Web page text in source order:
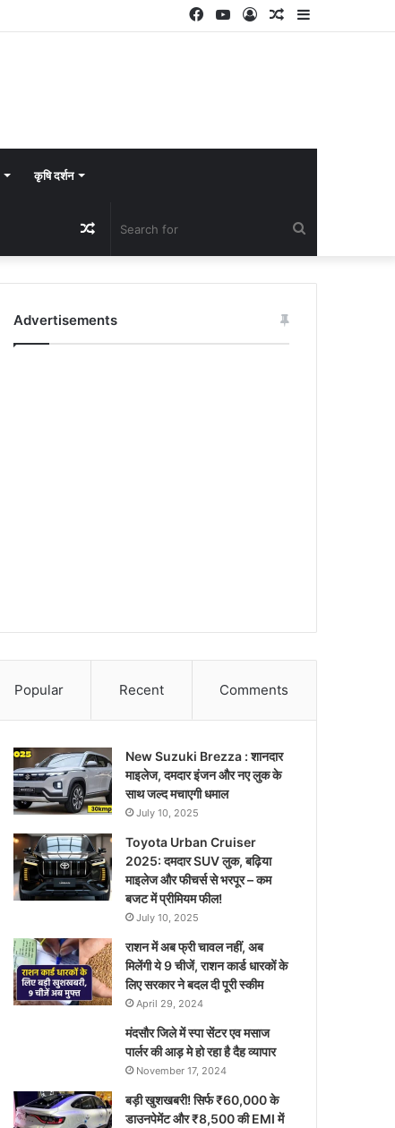
Sidebar
Random
Log
YouTube
Facebook
कृषि दर्शन
for
Random
Article
Advertisements
Popular Recent Comments
New Suzuki Brezza : शानदार
माइलेज, दमदार इंजन और नए लुक के
साथ जल्द मचाएगी धमाल
July 10, 2025
Toyota Urban Cruiser
2025: दमदार SUV लुक, बढ़िया
माइलेज और फीचर्स से भरपूर – कम
बजट में प्रीमियम फील!
July 10, 2025
राशन में अब फ्री चावल नहीं, अब
मिलेंगी ये 9 चीजें, राशन कार्ड धारकों के
लिए सरकार ने बदल दी पूरी स्कीम
April 29, 2024
मंदसौर जिले में स्पा सेंटर एव मसाज
पार्लर की आड़ मे हो रहा है दैह व्यापार
November 17, 2024
बड़ी खुशखबरी! सिर्फ ₹60,000 के
डाउनपेमेंट और ₹8,500 की EMI में